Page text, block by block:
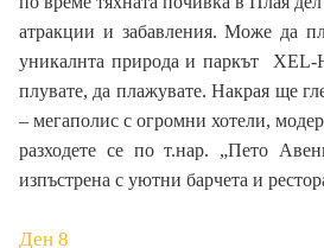
атракции и забавления. Може да
уникалнта природа и паркът XEL-
плувате, да плажувате. Накрая ще
– мегаполис с огромни хотели,
разходете се по т.нар. „Пето
изпъстрена с уютни барчета и
Ден 8